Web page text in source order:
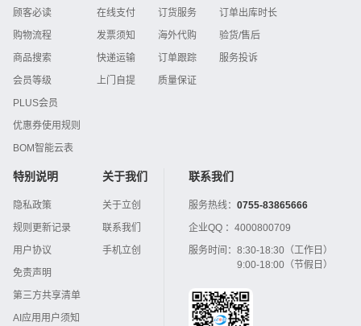
顾客必读
购物流程
商品搜索
会员等级
PLUS会员
优惠券使用规则
BOM智能云表
在线支付
发票须知
快递运输
上门自提
订货服务
海外代购
订单跟踪
质量保证
订单出库时长
验货/售后
服务投诉
特别说明
隐私政策
规则更新记录
用户协议
免责声明
第三方共享清单
AI应用用户须知
关于我们
关于立创
联系我们
手机立创
联系我们
服务热线： 0755-83865666
企业QQ ： 4000800709
服务时间： 8:30-18:30（工作日）
9:00-18:00（节假日）